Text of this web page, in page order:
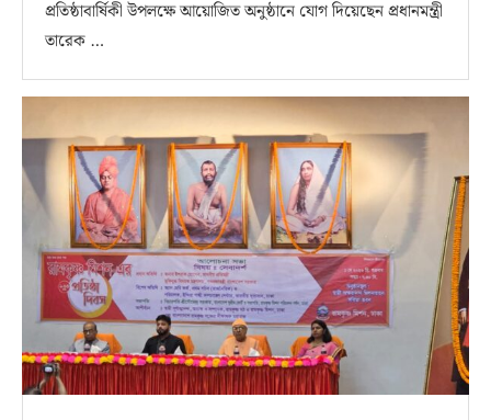
প্রতিষ্ঠাবার্ষিকী উপলক্ষে আয়োজিত অনুষ্ঠানে যোগ দিয়েছেন প্রধানমন্ত্রী
তারেক …